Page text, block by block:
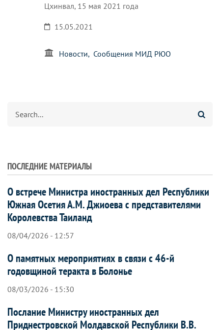
Цхинвал, 15 мая 2021 года
15.05.2021
Новости Сообщения МИД РЮО
ПОСЛЕДНИЕ МАТЕРИАЛЫ
О встрече Министра иностранных дел Республики
Южная Осетия А.М. Джиоева с представителями
Королевства Таиланд
08/04/2026 - 12:57
О памятных мероприятиях в связи с 46-й
годовщиной теракта в Болонье
08/03/2026 - 15:30
Послание Министру иностранных дел
Приднестровской Молдавской Республики В.В.